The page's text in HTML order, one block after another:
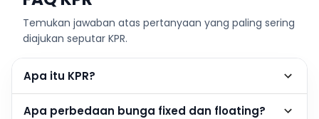
Temukan jawaban atas pertanyaan yang paling sering
diajukan seputar KPR.
Apa itu KPR?
Apa perbedaan bunga fixed dan floating?